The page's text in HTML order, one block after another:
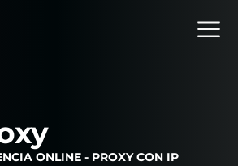
ONLINE - PROXY CON IP